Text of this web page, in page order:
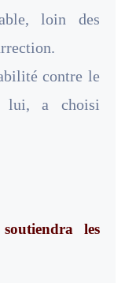
loin des
contre le
lui, a choisi
les